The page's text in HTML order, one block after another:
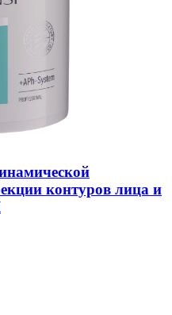
контуров лица и